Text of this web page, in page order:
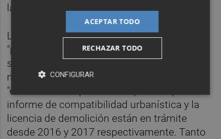
la iniciativa.
Los dueños incluso resaltaban que su
"paciencia y resistencia económica tocan a
su fin", como publicó este diario en su
momento, para añadir en sus escritos que
"es fácil de comprender" su postura pues el
informe de compatibilidad urbanística y la
licencia de demolición están en trámite
desde 2016 y 2017 respectivamente. Tanto
ACEPTAR TODO
RECHAZAR TODO
CONFIGURAR